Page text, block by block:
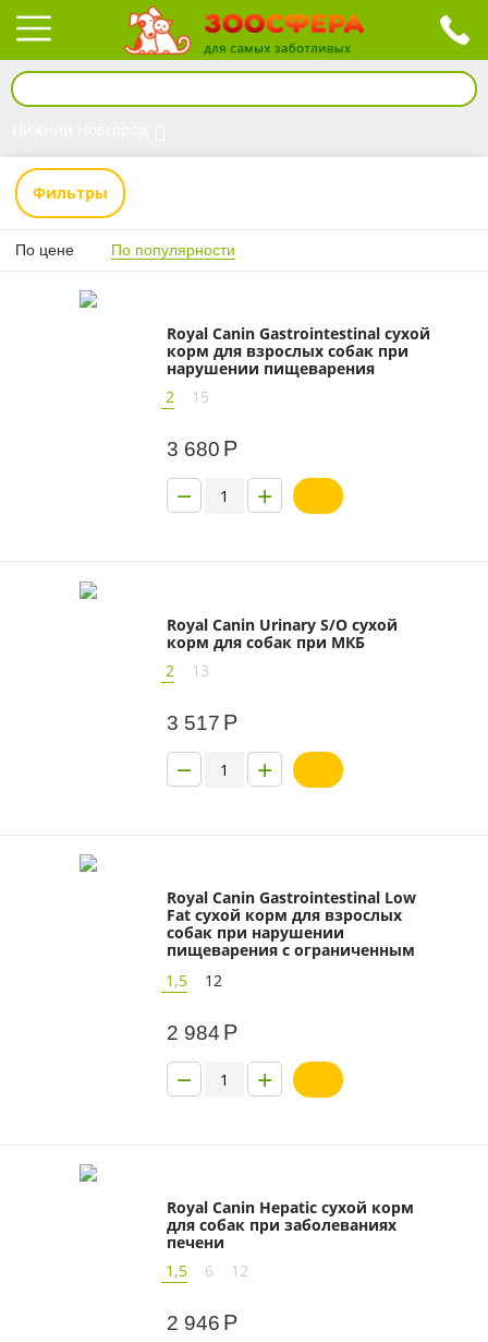
Фильтры
По цене По популярности
Royal Canin Gastrointestinal сухой
корм для взрослых собак при
нарушении пищеварения
2
15
3 680 Р
+
−
Royal Canin Urinary S/O сухой
корм для собак при МКБ
2
13
3 517 Р
+
−
Royal Canin Gastrointestinal Low
Fat сухой корм для взрослых
собак при нарушении
пищеварения с ограниченным
1,5 12
2 984 Р
+
−
Royal Canin Hepatic сухой корм
для собак при заболеваниях
печени
1,5
6 12
2 946 Р